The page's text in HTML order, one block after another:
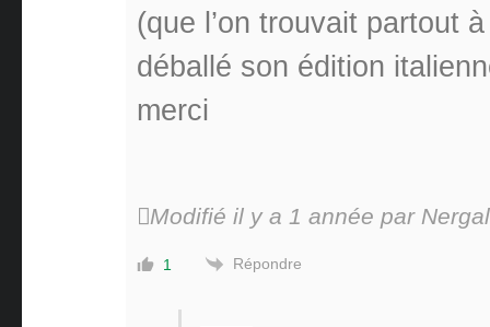
(que l’on trouvait partout
déballé son édition
merci
Modifié il y a 1 année par Nergal
1 Répondre